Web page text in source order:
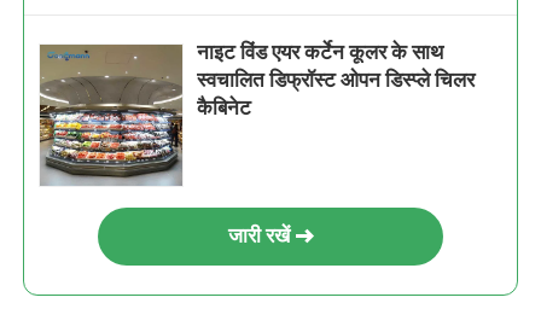
नाइट विंड एयर कर्टेन कूलर के साथ
स्वचालित डिफ्रॉस्ट ओपन डिस्प्ले चिलर
कैबिनेट
जारी रखें